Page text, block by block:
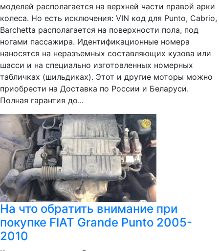
моделей располагается на верхней части правой арки
колеса. Но есть исключения: VIN код для Punto, Сabrio,
Barchetta располагается на поверхности пола, под
ногами пассажира. Идентификационные номера
наносятся на неразъемных составляющих кузова или
шасси и на специально изготовленных номерных
табличках (шильдиках). Этот и другие моторы можно
приобрести на Доставка по России и Беларуси.
Полная гарантия до...
На что обратить внимание при
покупке FIAT Grande Punto 2005-
2010